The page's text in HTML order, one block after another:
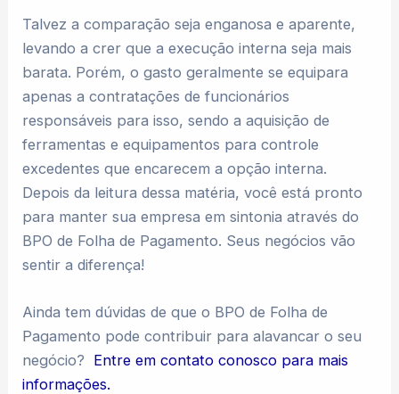
Talvez a comparação seja enganosa e aparente,
levando a crer que a execução interna seja mais
barata. Porém, o gasto geralmente se equipara
apenas a contratações de funcionários
responsáveis para isso, sendo a aquisição de
ferramentas e equipamentos para controle
excedentes que encarecem a opção interna.
Depois da leitura dessa matéria, você está pronto
para manter sua empresa em sintonia através do
BPO de Folha de Pagamento. Seus negócios vão
sentir a diferença!
Ainda tem dúvidas de que o BPO de Folha de
Pagamento pode contribuir para alavancar o seu
negócio? Entre em contato conosco para mais
informações.